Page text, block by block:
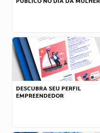
DESCUBRA SEU PERFIL
EMPREENDEDOR